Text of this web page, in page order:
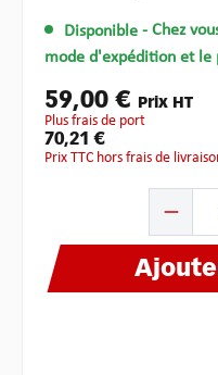
Disponible - Chez
mode d'expédition et le
59,00 € Prix HT
plus frais de port
70,21 €
Prix TTC hors frais de